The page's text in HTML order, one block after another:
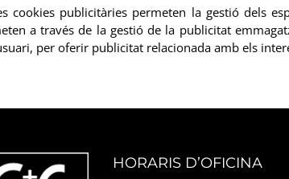
cookies publicitàries permeten la gestió dels
a través de la gestió de la publicitat
per oferir publicitat relacionada amb els
HORARIS D’OFICINA